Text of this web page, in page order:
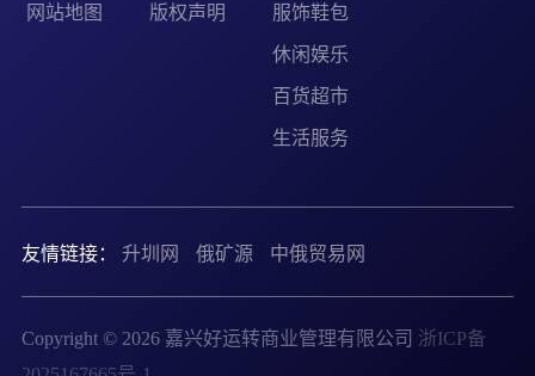
网站地图 版权声明 服饰鞋包
休闲娱乐
百货超市
生活服务
友情链接： 升圳网 俄矿源 中俄贸易网
Copyright © 2026 嘉兴好运转商业管理有限公司 浙ICP备